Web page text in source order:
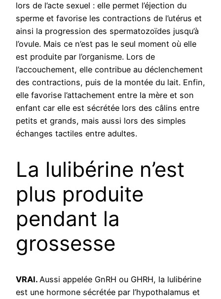
lors de l’acte sexuel : elle permet l’éjection du
sperme et favorise les contractions de l’utérus et
ainsi la progression des spermatozoïdes jusqu’à
l’ovule. Mais ce n’est pas le seul moment où elle
est produite par l’organisme. Lors de
l’accouchement, elle contribue au déclenchement
des contractions, puis de la montée du lait. Enfin,
elle favorise l’attachement entre la mère et son
enfant car elle est sécrétée lors des câlins entre
petits et grands, mais aussi lors des simples
échanges tactiles entre adultes.
La lulibérine n’est
plus produite
pendant la
grossesse
VRAI. Aussi appelée GnRH ou GHRH, la lulibérine
est une hormone sécrétée par l’hypothalamus et